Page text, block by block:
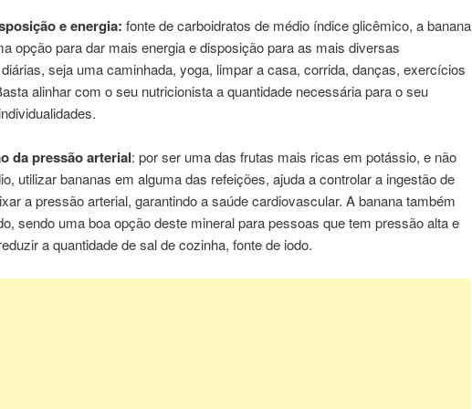
e energia: fonte de carboidratos de médio índice glicêmico, a banana
opção paradarmais energia edisposição para as mais diversas
diárias, seja uma caminhada, yoga, limpar a casa, corrida, danças, exercícios
alinhar com o seu nutricionista a quantidade necessária para o seu
.
da pressão arterial: por seruma das frutas mais ricas em potássio, e não
utilizarbananas em alguma das refeições, ajuda a controlar a ingestão de
ra pressão arterial, garantindoa saúde cardiovascular. A banana também
sendo uma boa opção deste mineral para pessoas que tem pressão alta e
a quantidade de sal de cozinha, fonte de iodo.